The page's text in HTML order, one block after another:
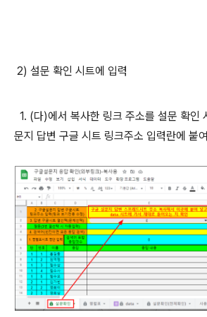
2) 설문 확인 시트에 입력
1. (다)에서 복사한 링크 주소를 설문 확인
문지 답변 구글 시트 링크주소 입력란에 붙